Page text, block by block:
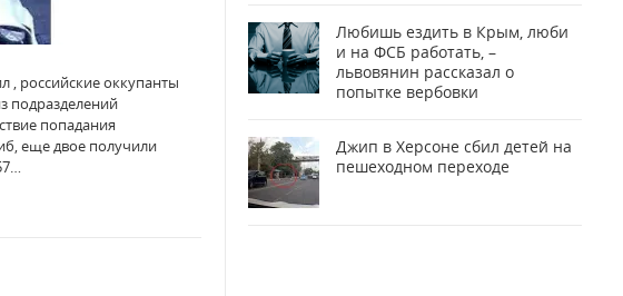
, российские оккупанты
подразделений
попадания
еще двое получили
Любишь ездить в Крым, люби
и на ФСБ работать, –
львовянин рассказал о
попытке вербовки
Джип в Херсоне сбил детей на
пешеходном переходе